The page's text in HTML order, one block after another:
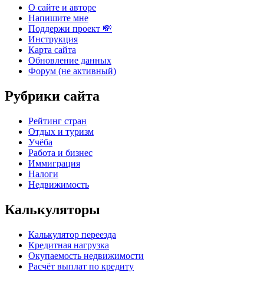
О сайте и авторе
Напишите мне
Поддержи проект 💸
Инструкция
Карта сайта
Обновление данных
Форум (не активный)
Рубрики сайта
Рейтинг стран
Отдых и туризм
Учёба
Работа и бизнес
Иммиграция
Налоги
Недвижимость
Калькуляторы
Калькулятор переезда
Кредитная нагрузка
Окупаемость недвижимости
Расчёт выплат по кредиту